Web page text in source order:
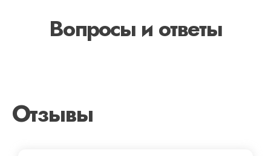
Вопросы и ответы
Отзывы